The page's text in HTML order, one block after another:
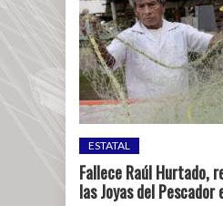
ESTATAL
Fallece Raúl Hurtado,
las Joyas del Pescador